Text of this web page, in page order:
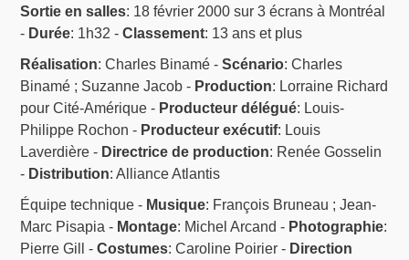
Sortie en salles: 18 février 2000 sur 3 écrans à Montréal
- Durée: 1h32 -Classement: 13 ans et plus
Réalisation: Charles Binamé -Scénario: Charles
Binamé ; Suzanne Jacob - Production: Lorraine Richard
pour Cité-Amérique - Producteur délégué: Louis-
Philippe Rochon - Producteur exécutif: Louis
Laverdière - Directrice de production: Renée Gosselin
- Distribution: Alliance Atlantis
Équipe technique - Musique: François Bruneau ; Jean-
Marc Pisapia - Montage: Michel Arcand - Photographie:
Pierre Gill -Costumes: Caroline Poirier - Direction